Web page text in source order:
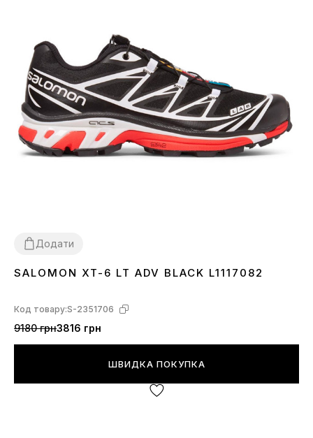
Додати
4143
SALOMON XT-6 LT ADV BLACK L1117082
Код товару:S-2351706
9180 грн3816 грн
ШВИДКА ПОКУПКА